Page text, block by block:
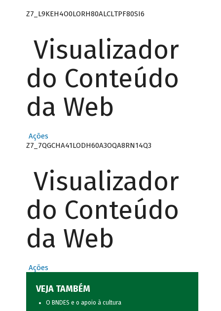
Z7_L9KEH4O0LORH80ALCLTPF80SI6
Visualizador
do Conteúdo
da Web
Ações
Z7_7QGCHA41LODH60A3OQA8RN14Q3
Visualizador
do Conteúdo
da Web
Ações
VEJA TAMBÉM
O BNDES e o apoio à cultura